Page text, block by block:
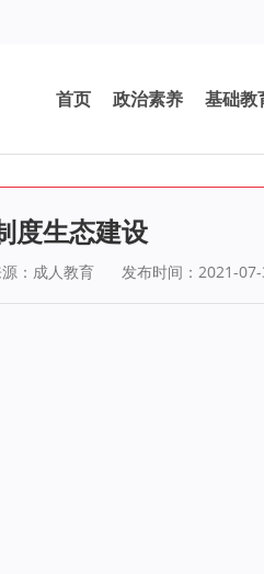
首页 政治素养 基础教
度生态建设
：成人教育 发布时间：2021-